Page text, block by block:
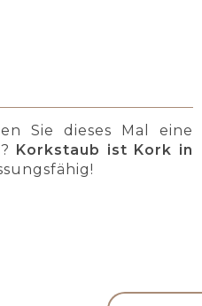
Sie dieses Mal eine
Korkstaub ist Kork in